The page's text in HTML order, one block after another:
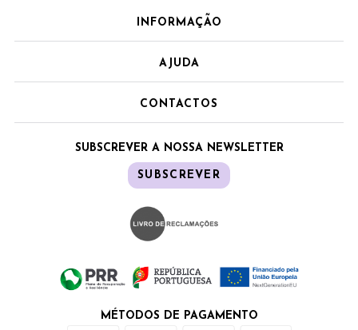
INFORMAÇÃO
AJUDA
CONTACTOS
SUBSCREVER A NOSSA NEWSLETTER
SUBSCREVER
MÉTODOS DE PAGAMENTO